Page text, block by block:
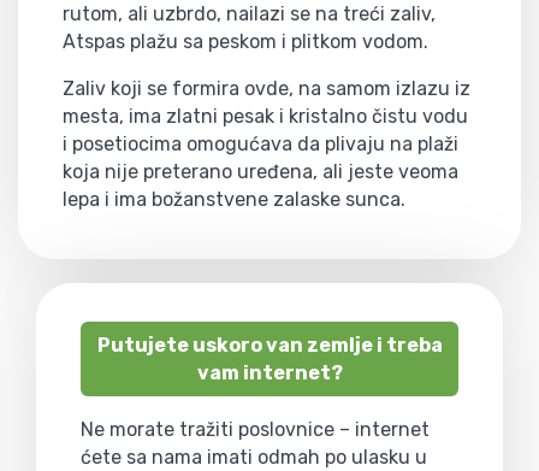
rutom, ali uzbrdo, nailazi se na treći zaliv,
Atspas plažu sa peskom i plitkom vodom.
Zaliv koji se formira ovde, na samom izlazu iz
mesta, ima zlatni pesak i kristalno čistu vodu
i posetiocima omogućava da plivaju na plaži
koja nije preterano uređena, ali jeste veoma
lepa i ima božanstvene zalaske sunca.
Putujete uskoro van zemlje i treba
vam internet?
Ne morate tražiti poslovnice – internet
ćete sa nama imati odmah po ulasku u